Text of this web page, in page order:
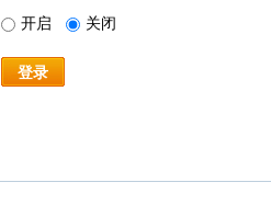
开启 关闭
登录